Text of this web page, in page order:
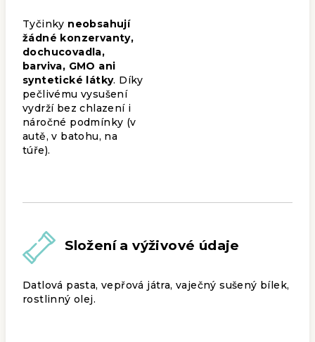
Tyčinky neobsahují
žádné konzervanty,
dochucovadla,
barviva, GMO ani
syntetické látky. Díky
pečlivému vysušení
vydrží bez chlazení i
náročné podmínky (v
autě, v batohu, na
túře).
Složení a výživové údaje
Datlová pasta, vepřová játra, vaječný sušený bílek,
rostlinný olej.